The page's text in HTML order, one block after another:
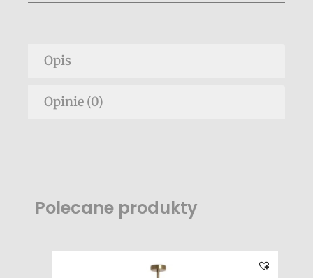
Opis
Opinie (0)
Polecane produkty